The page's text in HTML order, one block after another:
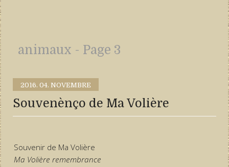
animaux - Page 3
2016. 04. NOVEMBRE
Souvenènço de Ma Volière
Souvenir de Ma Volière
Ma Volière remembrance